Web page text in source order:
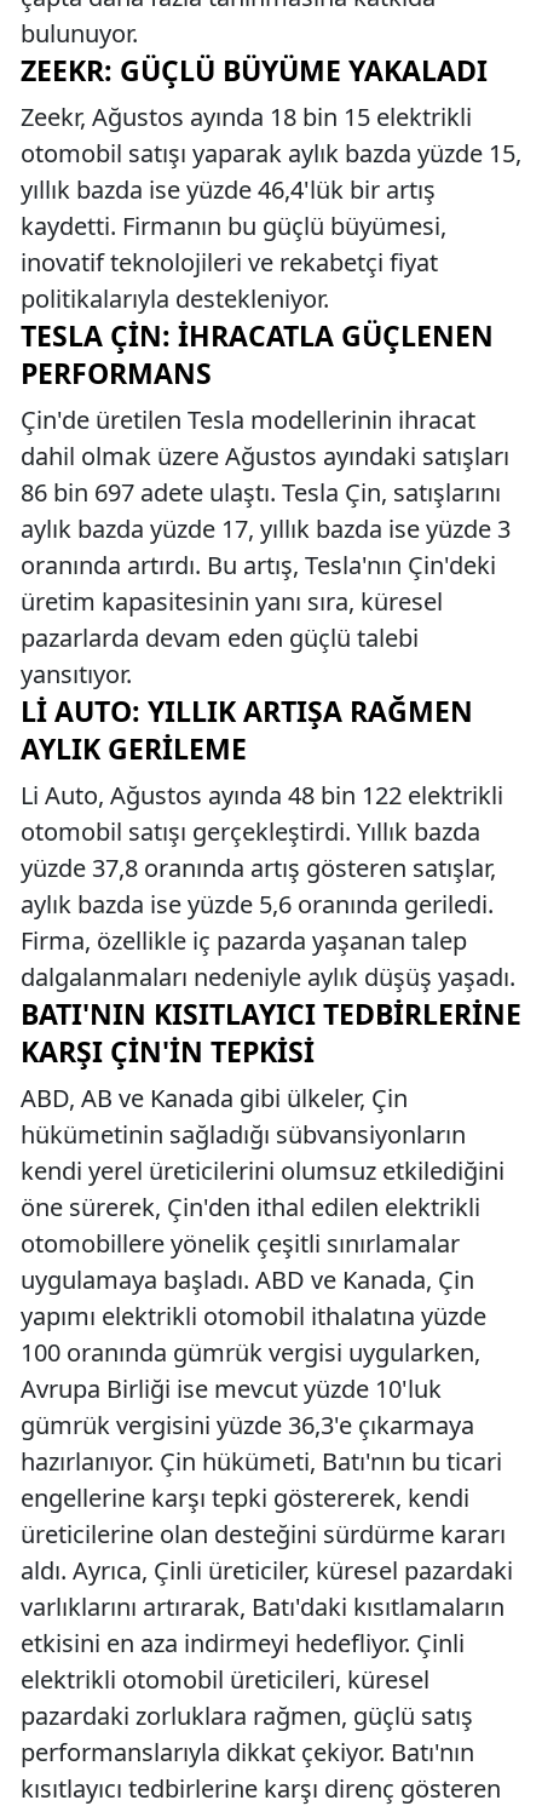
bulunuyor.
ZEEKR: GÜÇLÜ BÜYÜME YAKALADI
Zeekr, Ağustos ayında 18 bin 15 elektrikli
otomobil satışı yaparak aylık bazda yüzde 15,
yıllık bazda ise yüzde 46,4'lük bir artış
kaydetti. Firmanın bu güçlü büyümesi,
inovatif teknolojileri ve rekabetçi fiyat
politikalarıyla destekleniyor.
TESLA ÇIN: İHRACATLA GÜÇLENEN
PERFORMANS
Çin'de üretilen Tesla modellerinin ihracat
dahil olmak üzere Ağustos ayındaki satışları
86 bin 697 adete ulaştı. Tesla Çin, satışlarını
aylık bazda yüzde 17, yıllık bazda ise yüzde 3
oranında artırdı. Bu artış, Tesla'nın Çin'deki
üretim kapasitesinin yanı sıra, küresel
pazarlarda devam eden güçlü talebi
yansıtıyor.
LI AUTO: YILLIK ARTIŞA RAĞMEN
AYLIK GERILEME
Li Auto, Ağustos ayında 48 bin 122 elektrikli
otomobil satışı gerçekleştirdi. Yıllık bazda
yüzde 37,8 oranında artış gösteren satışlar,
aylık bazda ise yüzde 5,6 oranında geriledi.
Firma, özellikle iç pazarda yaşanan talep
dalgalanmaları nedeniyle aylık düşüş yaşadı.
BATI'NIN KISITLAYICI TEDBIRLERINE
KARŞI ÇIN'IN TEPKISI
ABD, AB ve Kanada gibi ülkeler, Çin
hükümetinin sağladığı sübvansiyonların
kendi yerel üreticilerini olumsuz etkilediğini
öne sürerek, Çin'den ithal edilen elektrikli
otomobillere yönelik çeşitli sınırlamalar
uygulamaya başladı. ABD ve Kanada, Çin
yapımı elektrikli otomobil ithalatına yüzde
100 oranında gümrük vergisi uygularken,
Avrupa Birliği ise mevcut yüzde 10'luk
gümrük vergisini yüzde 36,3'e çıkarmaya
hazırlanıyor. Çin hükümeti, Batı'nın bu ticari
engellerine karşı tepki göstererek, kendi
üreticilerine olan desteğini sürdürme kararı
aldı. Ayrıca, Çinli üreticiler, küresel pazardaki
varlıklarını artırarak, Batı'daki kısıtlamaların
etkisini en aza indirmeyi hedefliyor. Çinli
elektrikli otomobil üreticileri, küresel
pazardaki zorluklara rağmen, güçlü satış
performanslarıyla dikkat çekiyor. Batı'nın
kısıtlayıcı tedbirlerine karşı direnç gösteren